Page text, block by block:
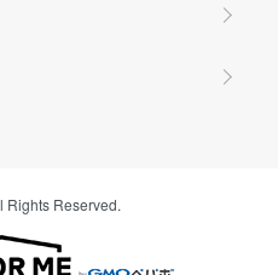
Rights Reserved.